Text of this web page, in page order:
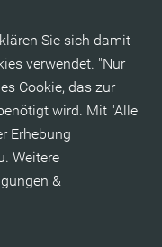
Sie sich damit
verwendet. "Nur
Cookie, das zur
wird. Mit "Alle
Erhebung
Weitere
&